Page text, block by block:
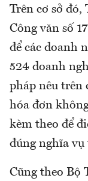
Trên cơ sở đó,
Công văn số
để các doanh
524 doanh
pháp nêu trên
hóa đơn
kèm theo để
đúng nghĩa vụ
Cũng theo Bộ